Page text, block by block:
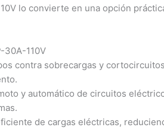
lo convierte en una opción
30A-110V
contra sobrecargas y
y automático de circuitos
de cargas eléctricas,